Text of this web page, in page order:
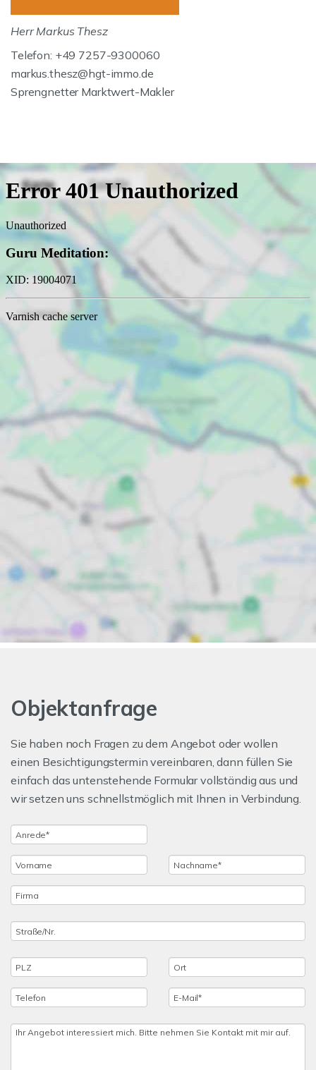
Herr Markus Thesz
Telefon: +49 7257-9300060
markus.thesz@hgt-immo.de
Sprengnetter Marktwert-Makler
Objektanfrage
Sie haben noch Fragen zu dem Angebot oder wollen
einen Besichtigungstermin vereinbaren, dann füllen Sie
einfach das untenstehende Formular vollständig aus und
wir setzen uns schnellstmöglich mit Ihnen in Verbindung.